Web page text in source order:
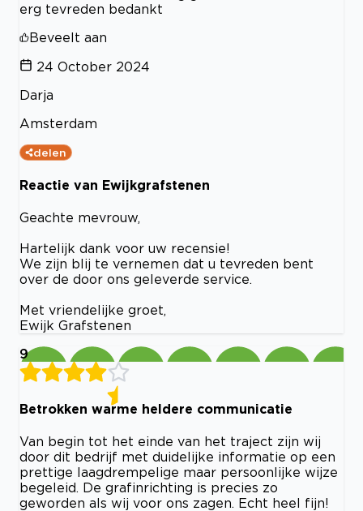
erg tevreden bedankt
Beveelt aan
24 October 2024
Darja
Amsterdam
delen
Reactie van Ewijkgrafstenen
Geachte mevrouw,
Hartelijk dank voor uw recensie!
We zijn blij te vernemen dat u tevreden bent
over de door ons geleverde service.
Met vriendelijke groet,
Ewijk Grafstenen
9
Betrokken warme heldere communicatie
Van begin tot het einde van het traject zijn wij
door dit bedrijf met duidelijke informatie op een
prettige laagdrempelige maar persoonlijke wijze
begeleid. De grafinrichting is precies zo
geworden als wij voor ons zagen. Echt heel fijn!